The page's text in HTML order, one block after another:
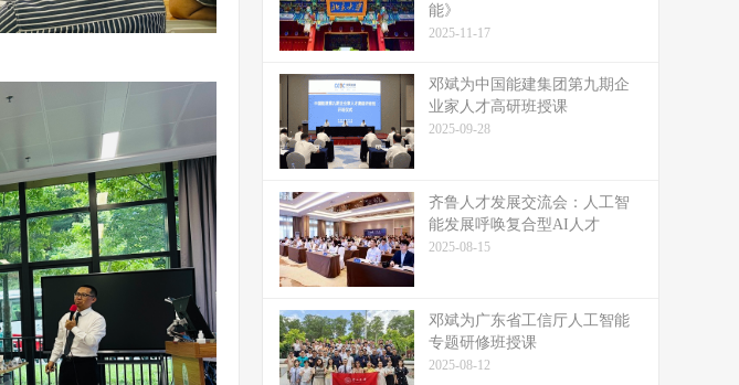
能》
2025-11-17
邓斌为中国能建集团第九期企
业家人才高研班授课
2025-09-28
齐鲁人才发展交流会：人工智
能发展呼唤复合型AI人才
2025-08-15
邓斌为广东省工信厅人工智能
专题研修班授课
2025-08-12